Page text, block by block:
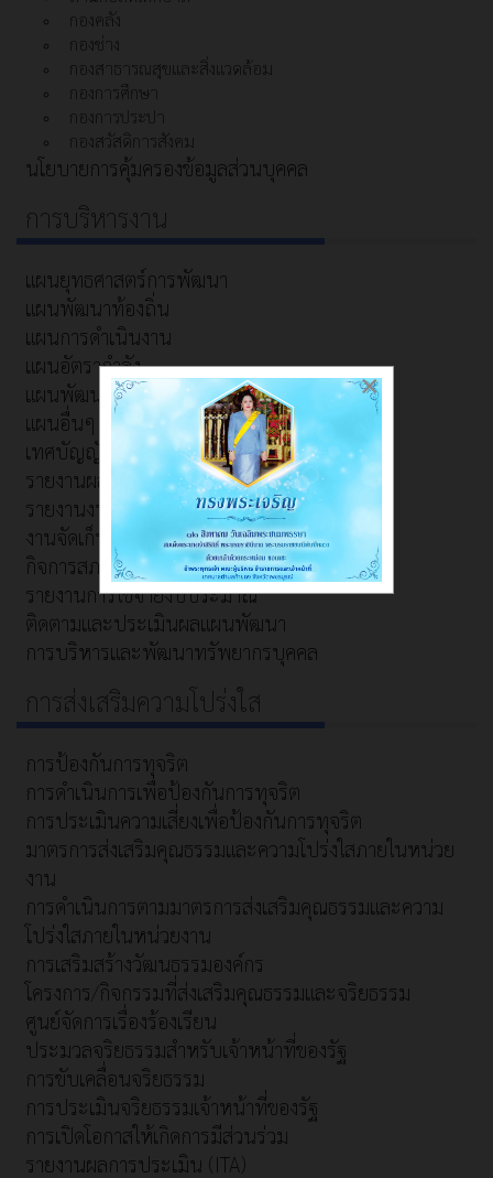
กองคลัง
กองช่าง
กองสาธารณสุขและสิ่งแวดล้อม
กองการศึกษา
กองการประปา
กองสวัสดิการสังคม
นโยบายการคุ้มครองข้อมูลส่วนบุคคล
การบริหารงาน
แผนยุทธศาสตร์การพัฒนา
แผนพัฒนาท้องถิ่น
แผนการดำเนินงาน
แผนอัตรากำลัง
แผนพัฒนาบุคลากร
แผนอื่นๆ
เทศบัญญัติ
รายงานผลการดำเนินงาน/การปฏิบัติงาน
รายงานงบการเงิน
งานจัดเก็บและพัฒนารายได้
กิจการสภาเทศบาลตำบลท้ายดง
รายงานการใช้จ่ายงบประมาณ
ติดตามและประเมินผลแผนพัฒนา
การบริหารและพัฒนาทรัพยากรบุคคล
การส่งเสริมความโปร่งใส
การป้องกันการทุจริต
การดำเนินการเพื่อป้องกันการทุจริต
การประเมินความเสี่ยงเพื่อป้องกันการทุจริต
มาตรการส่งเสริมคุณธรรมและความโปร่งใสภายในหน่วย
งาน
การดำเนินการตามมาตรการส่งเสริมคุณธรรมและความ
โปร่งใสภายในหน่วยงาน
การเสริมสร้างวัฒนธรรมองค์กร
โครงการ/กิจกรรมที่ส่งเสริมคุณธรรมและจริยธรรม
ศูนย์จัดการเรื่องร้องเรียน
ประมวลจริยธรรมสำหรับเจ้าหน้าที่ของรัฐ
การขับเคลื่อนจริยธรรม
การประเมินจริยธรรมเจ้าหน้าที่ของรัฐ
การเปิดโอกาสให้เกิดการมีส่วนร่วม
รายงานผลการประเมิน (ITA)
×